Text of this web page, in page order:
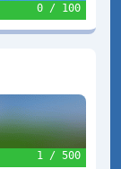
0 / 100
1 / 500